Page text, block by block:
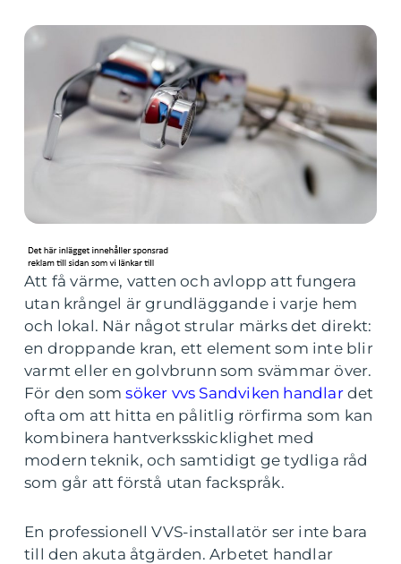
Att få värme, vatten och avlopp att fungera
utan krångel är grundläggande i varje hem
och lokal. När något strular märks det direkt:
en droppande kran, ett element som inte blir
varmt eller en golvbrunn som svämmar över.
För den somsöker vvs Sandviken handlardet
ofta om att hitta en pålitlig rörfirma som kan
kombinera hantverksskicklighet med
modern teknik, och samtidigt ge tydliga råd
som går att förstå utan fackspråk.
En professionell VVS-installatör ser inte bara
till den akuta åtgärden. Arbetet handlar